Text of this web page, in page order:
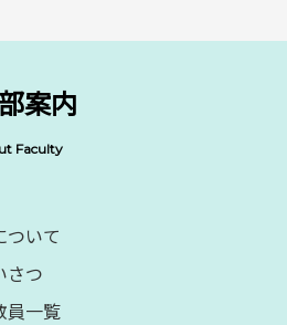
案内
Faculty
ついて
さつ
員一覧